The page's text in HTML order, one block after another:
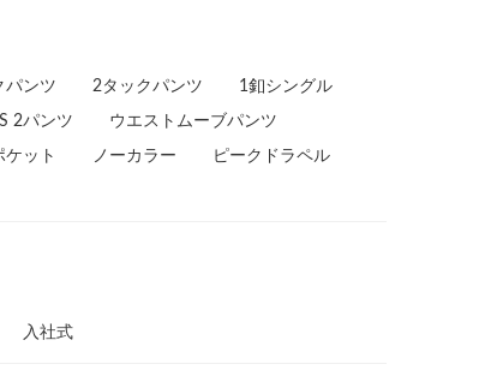
パンツ 2タックパンツ 1釦シングル
2パンツ ウエストムーブパンツ
ケット ノーカラー ピークドラペル
入社式